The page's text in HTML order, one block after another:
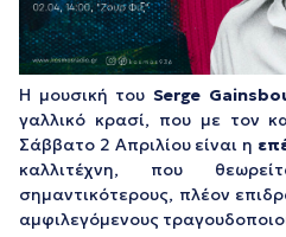
Η μουσική του Serge
γαλλικό κρασί, που με τον
Σάββατο 2 Απριλίου είναι η
καλλιτέχνη, που
σημαντικότερους, πλέον
αμφιλεγόμενους